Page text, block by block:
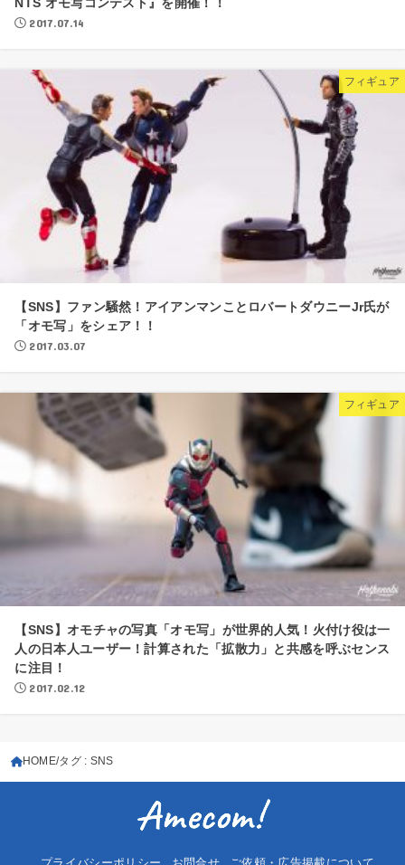
2017.07.14
フィギュア
【SNS】ファン騒然！アイアンマンことロバートダウニーJr氏が
「オモ写」をシェア！！
2017.03.07
フィギュア
【SNS】オモチャの写真「オモ写」が世界的人気！火付け役は一
人の日本人ユーザー！計算された「拡散力」と共感を呼ぶセンス
に注目！
2017.02.12
HOME タグ : SNS